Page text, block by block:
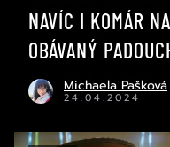
NAVÍC I KOMÁR
OBÁVANÝ
Michaela Pašková
24.04.2024